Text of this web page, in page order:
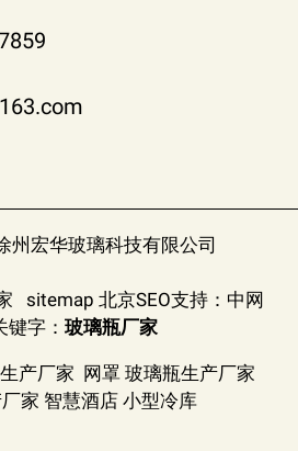
州宏华玻璃科技有限公司
sitemap 北京SEO支持： 中网
键字： 玻璃瓶厂家
产厂家 网罩 玻璃瓶生产厂家
家 智慧酒店 小型冷库